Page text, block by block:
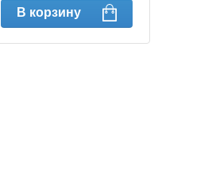
В корзину